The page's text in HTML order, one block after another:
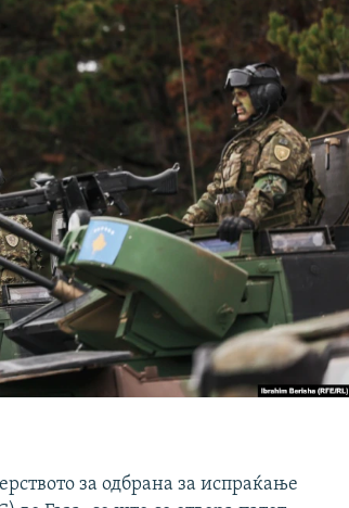
за одбрана за испраќање